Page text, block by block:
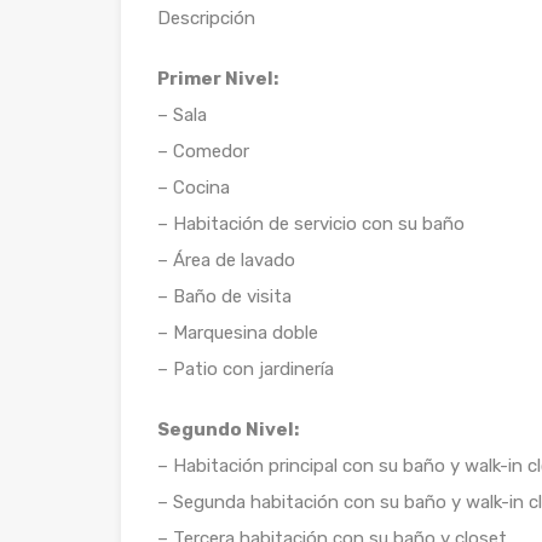
Descripción
Primer Nivel:
– Sala
– Comedor
– Cocina
– Habitación de servicio con su baño
– Área de lavado
– Baño de visita
– Marquesina doble
– Patio con jardinería
Segundo Nivel:
– Habitación principal con su baño y walk-in
– Segunda habitación con su baño y walk-in